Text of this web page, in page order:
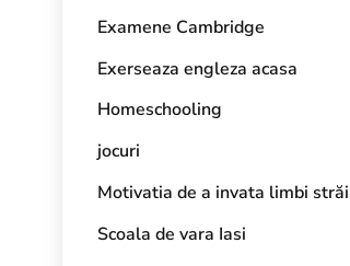
Examene Cambridge
Exerseaza engleza acasa
Homeschooling
jocuri
Motivatia de a invata limbi
Scoala de vara Iasi